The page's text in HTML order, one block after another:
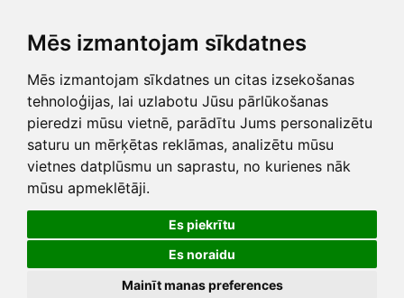
Mēs izmantojam sīkdatnes
Mēs izmantojam sīkdatnes un citas izsekošanas
tehnoloģijas, lai uzlabotu Jūsu pārlūkošanas
pieredzi mūsu vietnē, parādītu Jums personalizētu
saturu un mērķētas reklāmas, analizētu mūsu
vietnes datplūsmu un saprastu, no kurienes nāk
mūsu apmeklētāji.
Es piekrītu
Es noraidu
Mainīt manas preferences